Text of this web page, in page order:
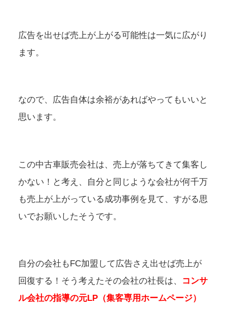
広告を出せば売上が上がる可能性は一気に広がり
ます。
なので、広告自体は余裕があればやってもいいと
思います。
この中古車販売会社は、売上が落ちてきて集客し
かない！と考え、自分と同じような会社が何千万
も売上が上がっている成功事例を見て、すがる思
いでお願いしたそうです。
自分の会社もFC加盟して広告さえ出せば売上が
回復する！そう考えたその会社の社長は、
コンサ
ル会社の指導の元LP（集客専用ホームページ）